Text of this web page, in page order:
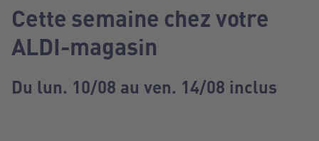
Cette semaine chez votre
ALDI-magasin
Du lun. 10/08 au ven. 14/08 inclus